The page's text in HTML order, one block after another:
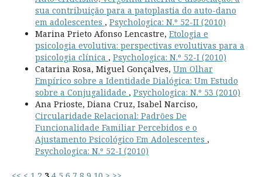
sua contribuição para a patoplastia do auto-dano
em adolescentes , Psychologica: N.º 52-II (2010)
Marina Prieto Afonso Lencastre, Etologia e
psicologia evolutiva: perspectivas evolutivas para a
psicologia clínica , Psychologica: N.º 52-I (2010)
Catarina Rosa, Miguel Gonçalves, Um Olhar
Empírico sobre a Identidade Dialógica: Um Estudo
sobre a Conjugalidade , Psychologica: N.º 53 (2010)
Ana Prioste, Diana Cruz, Isabel Narciso,
Circularidade Relacional: Padrões De
Funcionalidade Familiar Percebidos e o
Ajustamento Psicológico Em Adolescentes ,
Psychologica: N.º 52-I (2010)